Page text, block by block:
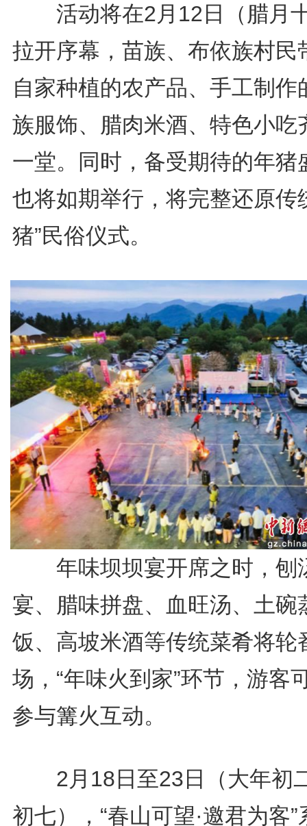
活动将在2月12日（腊月
拉开序幕，苗族、布依族村民
自家种植的农产品、手工制作
族服饰、腊肉米酒、特色小吃
一堂。同时，备受期待的年猪
也将如期举行，将完整还原传
猪”民俗仪式。
年味坝坝宴开席之时，刨
宴、腊味拼盘、血旺汤、土碗
饭、高坡米酒等传统菜肴将轮
场，“年味火到家”环节，游客
参与篝火互动。
2月18日至23日（大年初
初七），“春山可望·邀君为客”